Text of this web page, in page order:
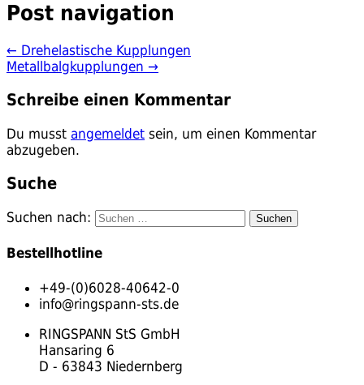
Post navigation
← Drehelastische Kupplungen
Metallbalgkupplungen →
Schreibe einen Kommentar
Du musst angemeldet sein, um einen Kommentar
abzugeben.
Suche
Suchen nach:
Bestellhotline
+49-(0)6028-40642-0
info@ringspann-sts.de
RINGSPANN StS GmbH
Hansaring 6
D - 63843 Niedernberg